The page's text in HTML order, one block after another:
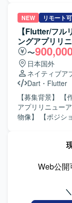
う仕組みを構築
導入、開発、テ
【求める人物像
て、関係者と円滑
ションの魅力】
Cloud導入におい
わることができます。 【開発環境】
Cloud、
NEW リモート可
【Flutter/フ
ングアプリリ
〜
日本国外
ネイティブア
Dart ・ Flutter
【募集背景】 【作業内容】 大手ECサイトのショッピング
アプリリニューアル
物像】 【ポジションの魅力】 大手ECサイトのショッピン
Web公開